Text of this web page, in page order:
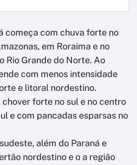
começa com chuva forte no
em Roraima e no
Rio Grande do Norte. Ao
com menos intensidade
e litoral nordestino.
forte no sul e no centro
e com pancadas esparsas no
além do Paraná e
nordestino e o a região